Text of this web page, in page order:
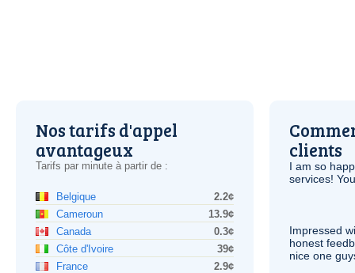
Nos tarifs d'appel
avantageux
Tarifs par minute à partir de :
Belgique
2.2¢
Cameroun
13.9¢
Canada
0.3¢
Côte d'Ivoire
39¢
France
2.9¢
clients
I am so
services!
Impressed
honest
nice one